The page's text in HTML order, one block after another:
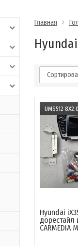
Главная
Hyundai
UMS512
Hyundai
дорестайл
CARMEDIA